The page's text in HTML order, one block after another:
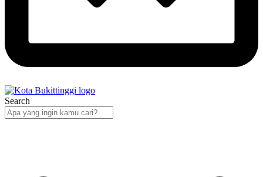
Search